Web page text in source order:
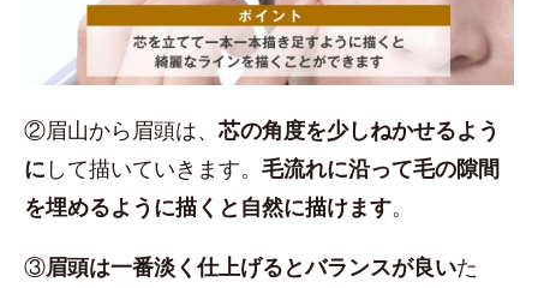
②眉山から眉頭は、 芯の角度を少しねかせるよう
に して描いていきます。 毛流れに沿って毛の隙間
を埋めるように描くと自然に描けます。
③眉頭は一番淡く仕上げるとバランスが良いた